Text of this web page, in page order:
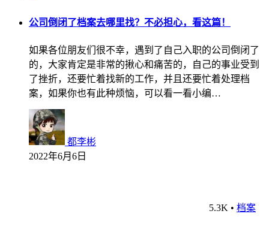
公司倒闭了档案去哪里找？不必担心，看这篇！
如果各位朋友们很不幸，遇到了自己入职的公司倒闭了
的，大家肯定是非常的揪心和痛苦的，自己的事业受到
了挫折，还要忙着找新的工作，并且还要忙着处理档
案，如果你也有此种烦恼，可以看一看小编…
都李彬
2022年6月6日
5.3K • 档案